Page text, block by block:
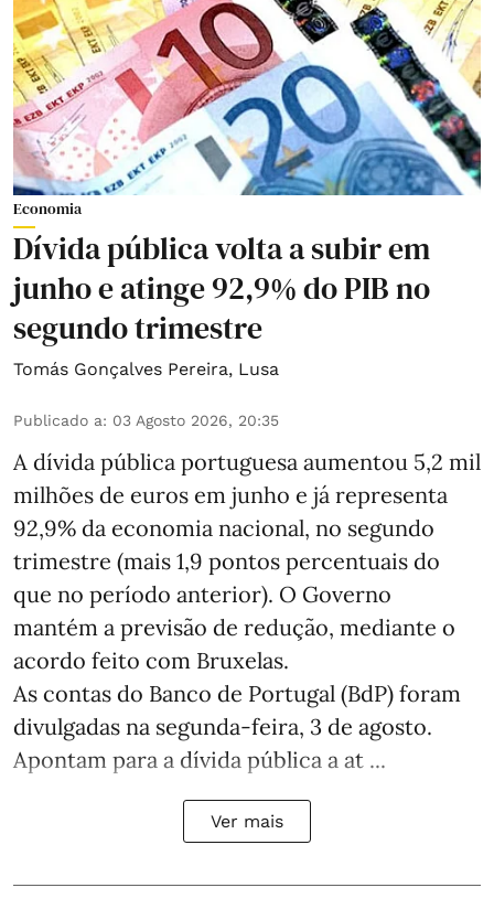
Economia
Dívida pública volta a subir em
junho e atinge 92,9% do PIB no
segundo trimestre
Tomás Gonçalves Pereira, Lusa
Publicado a: 03 Agosto 2026, 20:35
A dívida pública portuguesa aumentou 5,2 mil
milhões de euros em junho e já representa
92,9% da economia nacional, no segundo
trimestre (mais 1,9 pontos percentuais do
que no período anterior). O Governo
mantém a previsão de redução, mediante o
acordo feito com Bruxelas.
As contas do Banco de Portugal (BdP) foram
divulgadas na segunda-feira, 3 de agosto.
Apontam para a dívida pública a at ...
Ver mais